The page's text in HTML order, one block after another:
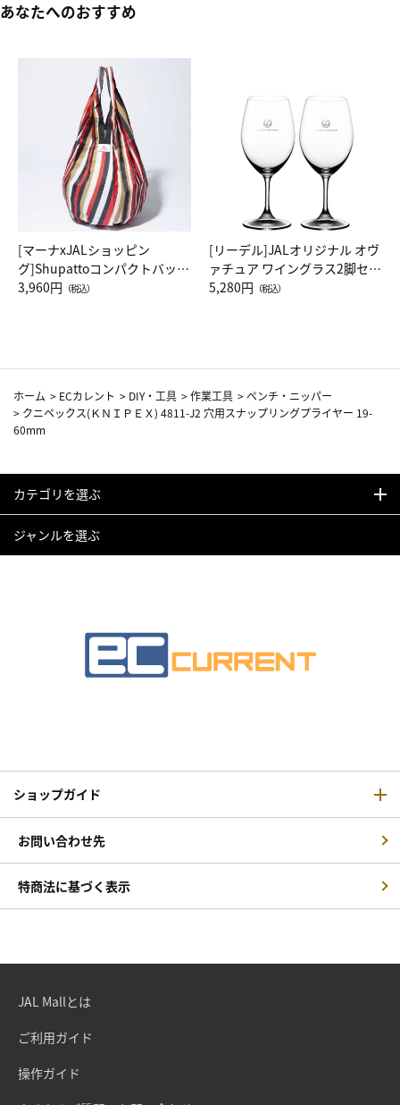
あなたへのおすすめ
[マーナxJALショッピン
グ]Shupattoコンパクトバッグ
Drop JAL客室乗務員（LC）ス
3,960円 （税込）
[リーデル]JALオリジナル オヴ
ァチュア ワイングラス2脚セッ
ト（レッドワイン）
5,280円 （税込）
ホーム > ECカレント > DIY・工具 >作業工具 >ペンチ・ニッパー
> クニペックス(ＫＮＩＰＥＸ) 4811-J2 穴用スナップリングプライヤー 19-
60mm
カテゴリを選ぶ
ジャンルを選ぶ
ショップガイド
お問い合わせ先
特商法に基づく表示
JAL Mallとは
ご利用ガイド
操作ガイド